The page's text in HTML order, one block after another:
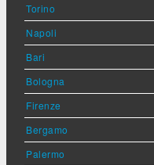
Torino
Napoli
Bari
Bologna
Firenze
Bergamo
Palermo